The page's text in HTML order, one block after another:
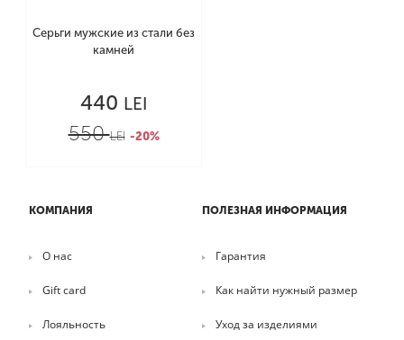
Серьги мужские из стали без
камней
440 LEI
550LEI -20%
КОМПАНИЯ
О нас
Gift card
Лояльность
ПОЛЕЗНАЯ ИНФОРМАЦИЯ
Гарантия
Как найти нужный размер
Уход за изделиями